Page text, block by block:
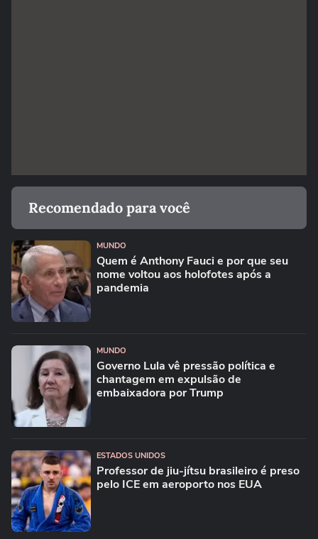
Recomendado para você
MUNDO
Quem é Anthony Fauci e por que seu
nome voltou aos holofotes após a
pandemia
MUNDO
Governo Lula vê pressão política e
chantagem em expulsão de
embaixadora por Trump
ESTADOS UNIDOS
Professor de jiu-jítsu brasileiro é preso
pelo ICE em aeroporto nos EUA